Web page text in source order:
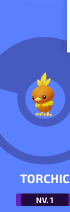
TORCHIC
NV. 1